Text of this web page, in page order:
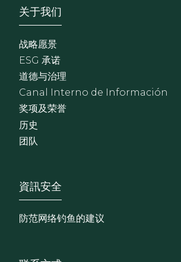
Footer - Sobre
关于我们
战略愿景
ESG 承诺
道德与治理
Canal Interno de Información
奖项及荣誉
历史
团队
Footer - Extranet
資訊安全
防范网络钓鱼的建议